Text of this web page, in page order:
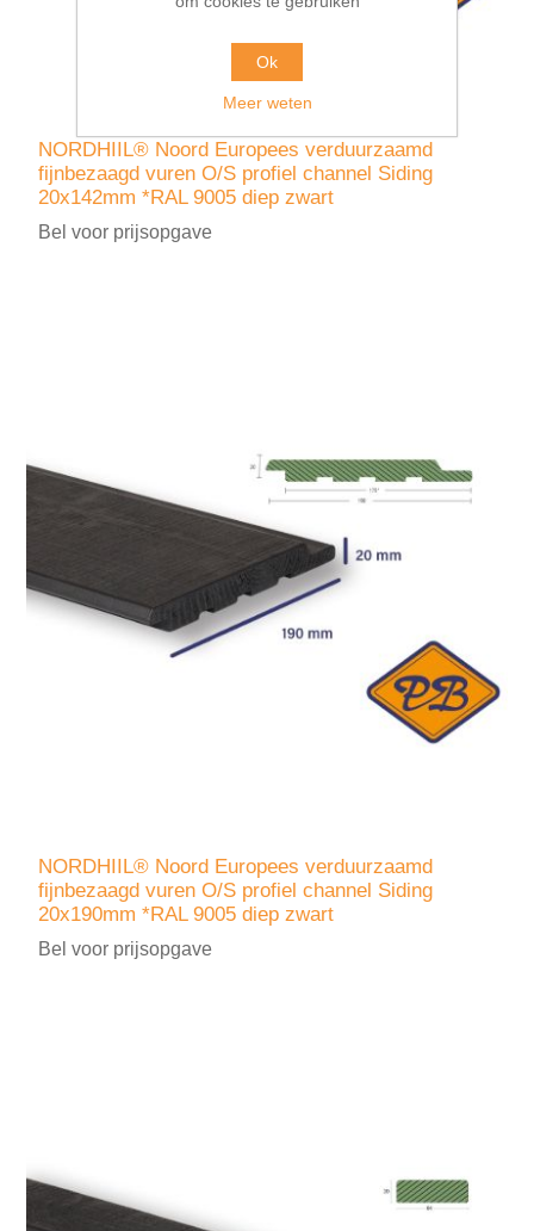
NORDHIIL® Noord Europees verduurzaamd
fijnbezaagd vuren O/S profiel channel Siding
20x142mm *RAL 9005 diep zwart
Bel voor prijsopgave
NORDHIIL® Noord Europees verduurzaamd
fijnbezaagd vuren O/S profiel channel Siding
20x190mm *RAL 9005 diep zwart
Bel voor prijsopgave
Ok
Meer weten